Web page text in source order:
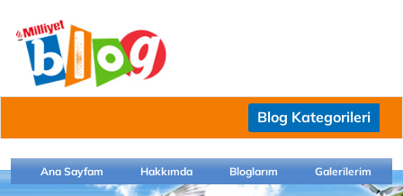
Blog Kategorileri
Ana Sayfam Hakkımda Bloglarım Galerilerim